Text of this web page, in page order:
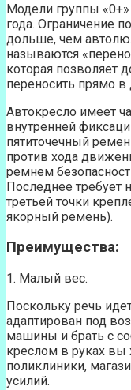
Модели группы
года. Ограничение
дольше, чем
называются
которая позволяет
переносить прямо в
Автокресло имеет
внутренней
пятиточечный
против хода
ремнем
Последнее требует
третьей точки
якорный ремень).
Преимущества:
1. Малый вес.
Поскольку речь
адаптирован под
машины и брать с
креслом в руках вы
поликлиники,
усилий.